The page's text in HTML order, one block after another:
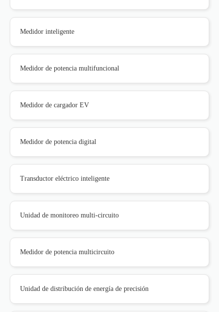
Medidor inteligente
Medidor de potencia multifuncional
Medidor de cargador EV
Medidor de potencia digital
Transductor eléctrico inteligente
Unidad de monitoreo multi-circuito
Medidor de potencia multicircuito
Unidad de distribución de energía de precisión